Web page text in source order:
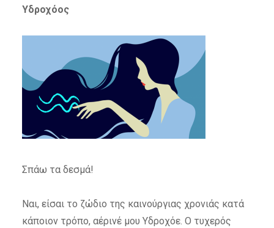
Υδροχόος
Σπάω τα δεσμά!
Ναι, είσαι το ζώδιο της καινούργιας χρονιάς κατά
κάποιον τρόπο, αέρινέ μου Υδροχόε. Ο τυχερός